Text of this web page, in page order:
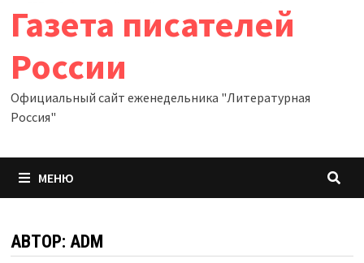
Газета писателей
России
Официальный сайт еженедельника "Литературная
Россия"
МЕНЮ
АВТОР: ADM